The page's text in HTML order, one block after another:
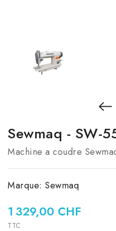
Sewmaq - SW-
Machine a coudre
Marque: Sewmaq
1 329,00 CHF
TTC